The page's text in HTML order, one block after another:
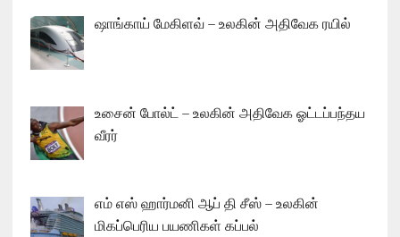
ஷாங்காய் மேகிளவ் – உலகின் அதிவேக ரயில்
உசைன் போல்ட் – உலகின் அதிவேக ஓட்டப்பந்தய
வீரர்
எம் எஸ் ஹார்மனி ஆப் தி சீஸ் – உலகின்
மிகப்பெரிய பயணிகள் கப்பல்